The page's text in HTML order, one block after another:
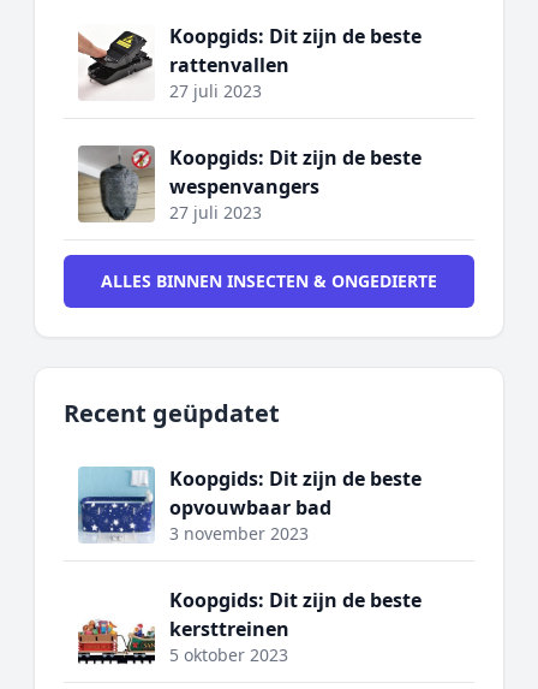
Koopgids: Dit zijn de beste
rattenvallen
27 juli 2023
Koopgids: Dit zijn de beste
wespenvangers
27 juli 2023
ALLES BINNEN INSECTEN & ONGEDIERTE
Recent geüpdatet
Koopgids: Dit zijn de beste
opvouwbaar bad
3 november 2023
Koopgids: Dit zijn de beste
kersttreinen
5 oktober 2023